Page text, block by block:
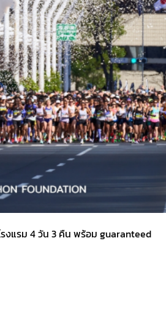
cart.
งแรม 4 วัน 3 คืน พร้อม guaranteed